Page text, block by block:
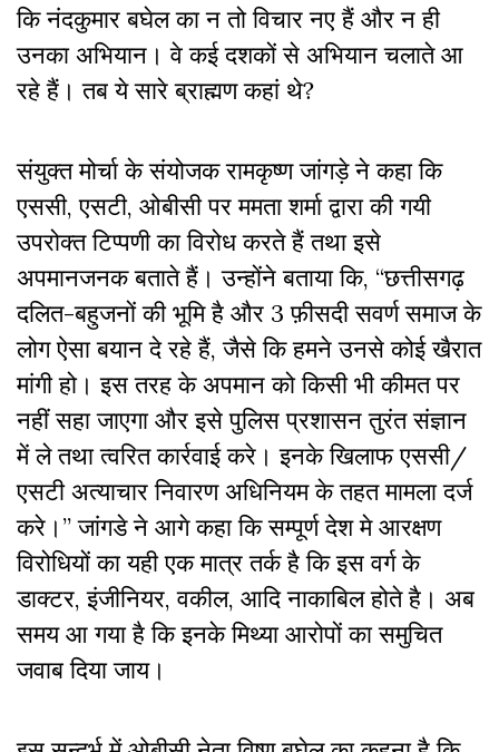
कि नंदकुमार बघेल का न तो विचार नए हैं और न ही
उनका अभियान। वे कई दशकों से अभियान चलाते आ
रहे हैं। तब ये सारे ब्राह्मण कहां थे?
संयुक्त मोर्चा के संयोजक रामकृष्ण जांगड़े ने कहा कि
एससी, एसटी, ओबीसी पर ममता शर्मा द्वारा की गयी
उपरोक्त टिप्पणी का विरोध करते हैं तथा इसे
अपमानजनक बताते हैं। उन्होंने बताया कि, “छत्तीसगढ़
दलित-बहुजनों की भूमि है और 3 फ़ीसदी सवर्ण समाज के
लोग ऐसा बयान दे रहे हैं, जैसे कि हमने उनसे कोई खैरात
मांगी हो। इस तरह के अपमान को किसी भी कीमत पर
नहीं सहा जाएगा और इसे पुलिस प्रशासन तुरंत संज्ञान
में ले तथा त्वरित कार्रवाई करे। इनके खिलाफ एससी/
एसटी अत्याचार निवारण अधिनियम के तहत मामला दर्ज
करे।” जांगडे ने आगे कहा कि सम्पूर्ण देश मे आरक्षण
विरोधियों का यही एक मात्र तर्क है कि इस वर्ग के
डाक्टर, इंजीनियर, वकील, आदि नाकाबिल होते है। अब
समय आ गया है कि इनके मिथ्या आरोपों का समुचित
जवाब दिया जाय।